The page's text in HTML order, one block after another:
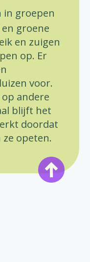
in groepen
groene
en zuigen
op. Er
voor.
andere
blijft het
doordat
opeten.